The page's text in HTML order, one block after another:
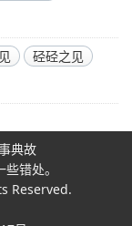
硁硁之见
典故
错处。
Reserved.